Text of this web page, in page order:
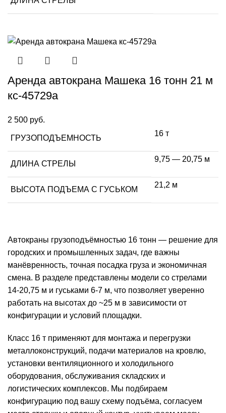
Аренда автокрана Машека 16 тонн 21 м
кс-45729а
2 500 руб.
ГРУЗОПОДЪЕМНОСТЬ
16 т
ДЛИНА СТРЕЛЫ
9,75 — 20,75 м
ВЫСОТА ПОДЪЕМА С ГУСЬКОМ
21,2 м
Автокраны грузоподъёмностью 16 тонн — решение для
городских и промышленных задач, где важны
манёвренность, точная посадка груза и экономичная
смена. В разделе представлены модели со стрелами
14-20,75 м и гуськами 6-7 м, что позволяет уверенно
работать на высотах до ~25 м в зависимости от
конфигурации и условий площадки.
Класс 16 т применяют для монтажа и перегрузки
металлоконструкций, подачи материалов на кровлю,
установки вентиляционного и холодильного
оборудования, обслуживания складских и
логистических комплексов. Мы подбираем
конфигурацию под вашу схему подъёма, согласуем